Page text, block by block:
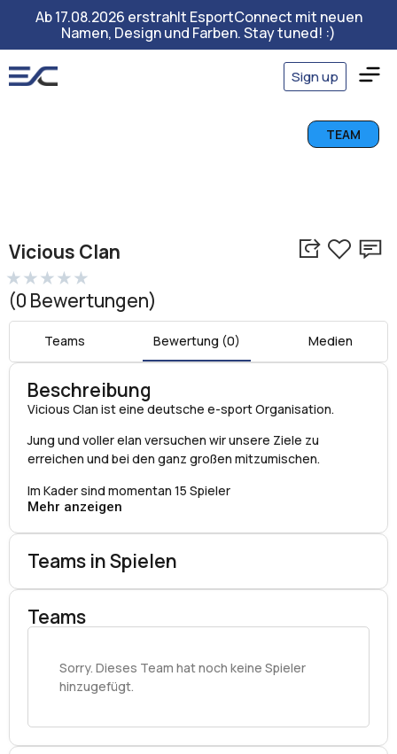
Ab 17.08.2026 erstrahlt EsportConnect mit neuen
Namen, Design und Farben. Stay tuned! :)
Sign up
TEAM
Vicious Clan
★ ★ ★ ★ ★
(0 Bewertungen)
Teams Bewertung (0) Medien
Beschreibung
Vicious Clan ist eine deutsche e-sport Organisation.
Jung und voller elan versuchen wir unsere Ziele zu
erreichen und bei den ganz großen mitzumischen.
Im Kader sind momentan 15 Spieler
Mehr anzeigen
Teams in Spielen
Teams
Sorry. Dieses Team hat noch keine Spieler
hinzugefügt.